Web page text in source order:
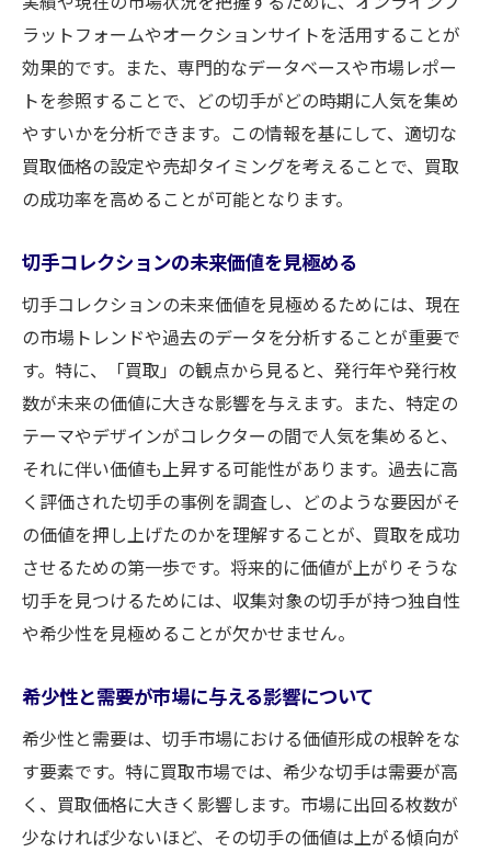
ラットフォームやオークションサイトを活用することが
効果的です。また、専門的なデータベースや市場レポー
トを参照することで、どの切手がどの時期に人気を集め
やすいかを分析できます。この情報を基にして、適切な
買取価格の設定や売却タイミングを考えることで、買取
の成功率を高めることが可能となります。
切手コレクションの未来価値を見極める
切手コレクションの未来価値を見極めるためには、現在
の市場トレンドや過去のデータを分析することが重要で
す。特に、「買取」の観点から見ると、発行年や発行枚
数が未来の価値に大きな影響を与えます。また、特定の
テーマやデザインがコレクターの間で人気を集めると、
それに伴い価値も上昇する可能性があります。過去に高
く評価された切手の事例を調査し、どのような要因がそ
の価値を押し上げたのかを理解することが、買取を成功
させるための第一歩です。将来的に価値が上がりそうな
切手を見つけるためには、収集対象の切手が持つ独自性
や希少性を見極めることが欠かせません。
希少性と需要が市場に与える影響について
希少性と需要は、切手市場における価値形成の根幹をな
す要素です。特に買取市場では、希少な切手は需要が高
く、買取価格に大きく影響します。市場に出回る枚数が
少なければ少ないほど、その切手の価値は上がる傾向が